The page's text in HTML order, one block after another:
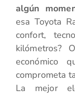
algún
esa Toyota
confort,
kilómetros?
económico
comprometa
La mejor